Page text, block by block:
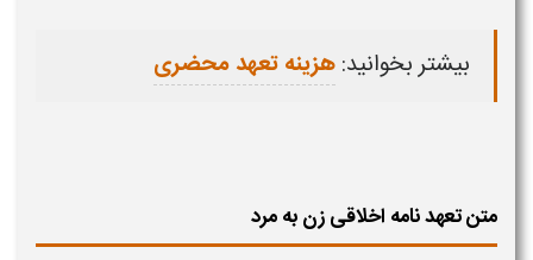
بیشتر بخوانید:هزینه تعهد محضری
متن تعهد نامه اخلاقی زن به مرد